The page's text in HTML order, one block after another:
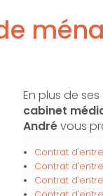
En plus de ses
cabinet
Andrévous
Contrat
Contrat
Contrat